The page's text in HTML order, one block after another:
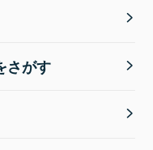
さがす